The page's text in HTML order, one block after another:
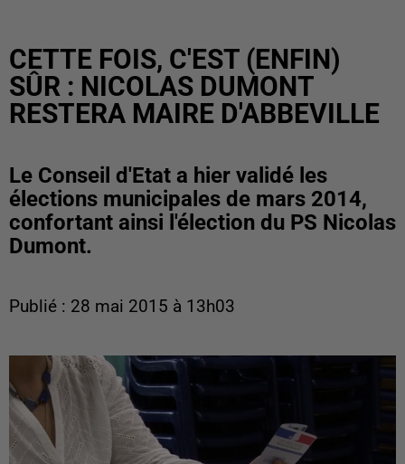
CETTE FOIS, C'EST (ENFIN)
SÛR : NICOLAS DUMONT
RESTERA MAIRE D'ABBEVILLE
Le Conseil d'Etat a hier validé les
élections municipales de mars 2014,
confortant ainsi l'élection du PS Nicolas
Dumont.
Publié : 28 mai 2015 à 13h03